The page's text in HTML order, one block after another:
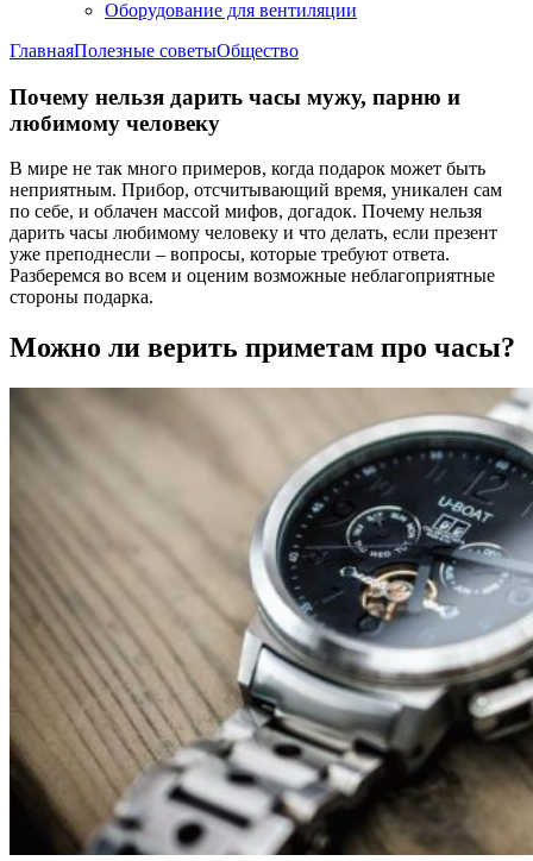
Оборудование для вентиляции
ГлавнаяПолезные советыОбщество
Почему нельзя дарить часы мужу, парню и
любимому человеку
В мире не так много примеров, когда подарок может быть
неприятным. Прибор, отсчитывающий время, уникален сам
по себе, и облачен массой мифов, догадок. Почему нельзя
дарить часы любимому человеку и что делать, если презент
уже преподнесли – вопросы, которые требуют ответа.
Разберемся во всем и оценим возможные неблагоприятные
стороны подарка.
Можно ли верить приметам про часы?